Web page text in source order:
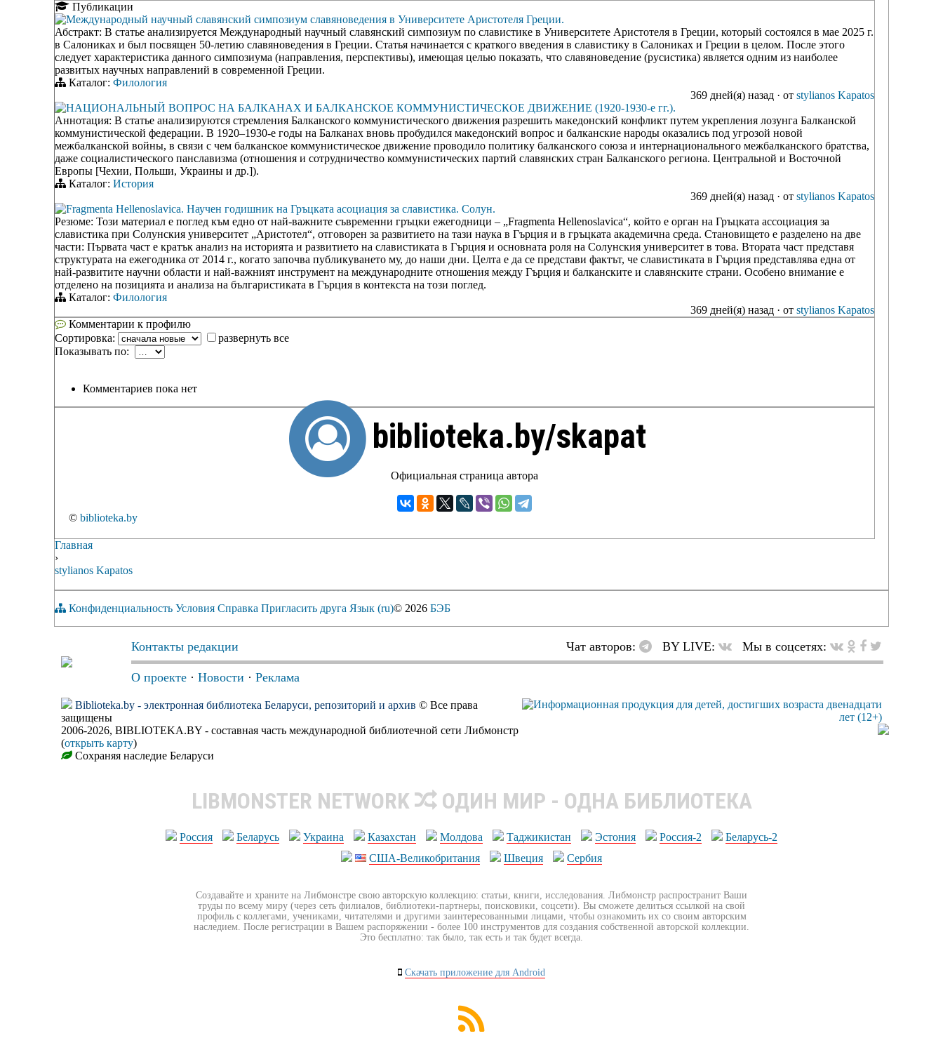
Публикации
Международный научный славянский симпозиум славяноведения в Университете Аристотеля Греции.
Абстракт: В статье анализируется Международный научный славянский симпозиум по славистике в Университете Аристотеля в Греции, который состоялся в мае 2025 г.
в Салониках и был посвящен 50-летию славяноведения в Греции. Статья начинается с краткого введения в славистику в Салониках и Греции в целом. После этого
следует характеристика данного симпозиума (направления, перспективы), имеющая целью показать, что славяноведение (русистика) является одним из наиболее
развитых научных направлений в современной Греции.
Каталог: Филология
369 дней(я) назад · от stylianos Kapatos
НАЦИОНАЛЬНЫЙ ВОПРОС НА БАЛКАНАХ И БАЛКАНСКОЕ КОММУНИСТИЧЕСКОЕ ДВИЖЕНИЕ (1920-1930-е гг.).
Аннотация: В статье анализируются стремления Балканского коммунистического движения разрешить македонский конфликт путем укрепления лозунга Балканской
коммунистической федерации. В 1920–1930-е годы на Балканах вновь пробудился македонский вопрос и балканские народы оказались под угрозой новой
межбалканской войны, в связи с чем балканское коммунистическое движение проводило политику балканского союза и интернационального межбалканского братства,
даже социалистического панславизма (отношения и сотрудничество коммунистических партий славянских стран Балканского региона. Центральной и Восточной
Европы [Чехии, Польши, Украины и др.]).
Каталог: История
369 дней(я) назад · от stylianos Kapatos
Fragmenta Hellenoslavica. Научен годишник на Гръцката асоциация за славистика. Солун.
Резюме: Този материал е поглед към едно от най-важните съвременни гръцки ежегодници – „Fragmenta Hellenoslavica“, който е орган на Гръцката ассоциация за
славистика при Солунския университет „Аристотел“, отговорен за развитието на тази наука в Гърция и в гръцката академична среда. Становището е разделено на две
части: Първата част е кратък анализ на историята и развитието на славистиката в Гърция и основната роля на Солунския университет в това. Втората част представя
структурата на ежегодника от 2014 г., когато започва публикуването му, до наши дни. Целта е да се представи фактът, че славистиката в Гърция представлява една от
най-развитите научни области и най-важният инструмент на международните отношения между Гърция и балканските и славянските страни. Особено внимание е
отделено на позицията и анализа на българистиката в Гърция в контекста на този поглед.
Каталог: Филология
369 дней(я) назад · от stylianos Kapatos
Комментарии к профилю
Сортировка:
развернуть все
Показывать по:
Комментариев пока нет
biblioteka.by/skapat
Официальная страница автора
© biblioteka.by
Главная
›
stylianos Kapatos
Конфиденциальность Условия Справка Пригласить друга Язык (ru)© 2026 БЭБ
Контакты редакции Чат авторов: BY LIVE: Мы в соцсетях:
О проекте · Новости · Реклама
Biblioteka.by - электронная библиотека Беларуси, репозиторий и архив © Все права
защищены
2006-2026, BIBLIOTEKA.BY - составная часть международной библиотечной сети Либмонстр
(открыть карту)
Сохраняя наследие Беларуси
LIBMONSTER NETWORK ОДИН МИР - ОДНА БИБЛИОТЕКА
Россия Беларусь Украина Казахстан Молдова Таджикистан Эстония Россия-2
Беларусь-2
США-Великобритания
Швеция Сербия
Создавайте и храните на Либмонстре свою авторскую коллекцию: статьи, книги, исследования. Либмонстр распространит Ваши
труды по всему миру (через сеть филиалов, библиотеки-партнеры, поисковики, соцсети). Вы сможете делиться ссылкой на свой
профиль с коллегами, учениками, читателями и другими заинтересованными лицами, чтобы ознакомить их со своим авторским
наследием. После регистрации в Вашем распоряжении - более 100 инструментов для создания собственной авторской коллекции.
Это бесплатно: так было, так есть и так будет всегда.
Скачать приложение для Android